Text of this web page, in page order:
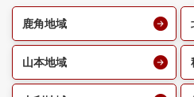
鹿角地域
山本地域